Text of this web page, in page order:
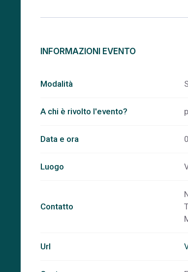
INFORMAZIONI EVENTO
Modalità
A chi è rivolto l'evento?
Data e ora
Luogo
Contatto
Url